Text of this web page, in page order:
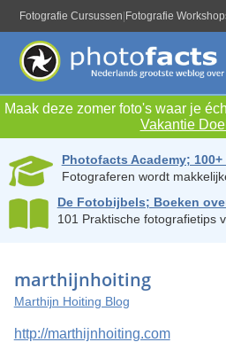
Fotografie Cursussen Fotografie
Maak deze zomer foto's waar je
Vakantie
Photofacts Academy;
Fotograferen wordt
De Fotobijbels; Boeken
101 Praktische fotografietips
marthijnhoiting
Marthijn Hoiting Blog
http://marthijnhoiting.com